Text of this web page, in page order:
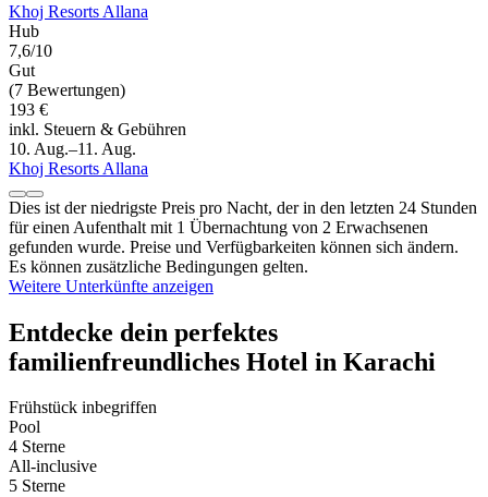
Khoj Resorts Allana
Hub
7,6/10
Gut
(7 Bewertungen)
193 €
inkl. Steuern & Gebühren
10. Aug.–11. Aug.
Khoj Resorts Allana
Dies ist der niedrigste Preis pro Nacht, der in den letzten 24 Stunden
für einen Aufenthalt mit 1 Übernachtung von 2 Erwachsenen
gefunden wurde. Preise und Verfügbarkeiten können sich ändern.
Es können zusätzliche Bedingungen gelten.
Weitere Unterkünfte anzeigen
Entdecke dein perfektes
familienfreundliches Hotel in Karachi
Frühstück inbegriffen
Pool
4 Sterne
All-inclusive
5 Sterne